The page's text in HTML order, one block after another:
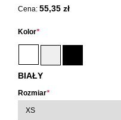
Cena: 55,35 zł
*
Kolor
BIAŁY
*
Rozmiar